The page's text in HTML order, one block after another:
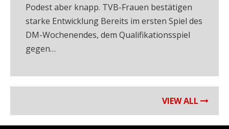
Podest aber knapp. TVB-Frauen bestätigen
starke Entwicklung Bereits im ersten Spiel des
DM-Wochenendes, dem Qualifikationsspiel
gegen…
VIEW ALL